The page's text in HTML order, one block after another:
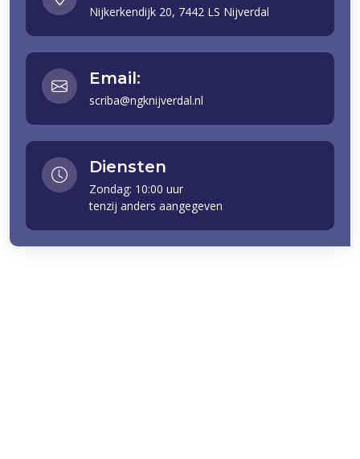
Nijkerkendijk 20, 7442 LS Nijverdal
Email:
scriba@ngknijverdal.nl
Diensten
Zondag: 10:00 uur
tenzij anders aangegeven